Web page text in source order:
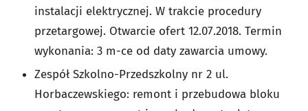
instalacji elektrycznej. W trakcie procedury
przetargowej. Otwarcie ofert 12.07.2018. Termin
wykonania: 3 m-ce od daty zawarcia umowy.
Zespół Szkolno-Przedszkolny nr 2 ul.
Horbaczewskiego: remont i przebudowa bloku